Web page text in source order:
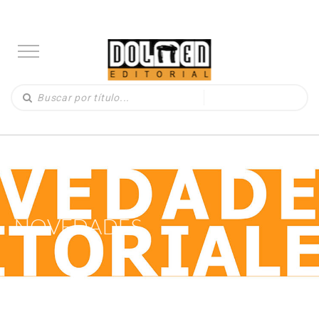
NOVEDADES